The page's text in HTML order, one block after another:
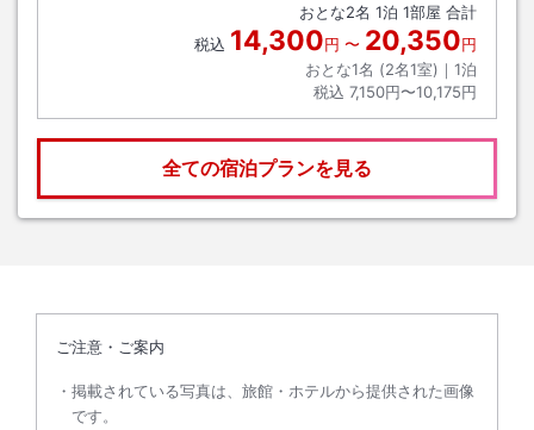
おとな2名 1泊 1部屋 合計
税込 14,300円 〜 20,350円
おとな1名 (2名1室)｜ 1泊
税込 7,150円〜10,175円
全ての宿泊プランを見る
ご注意・ご案内
掲載されている写真は、旅館・ホテルから提供された画像
です。